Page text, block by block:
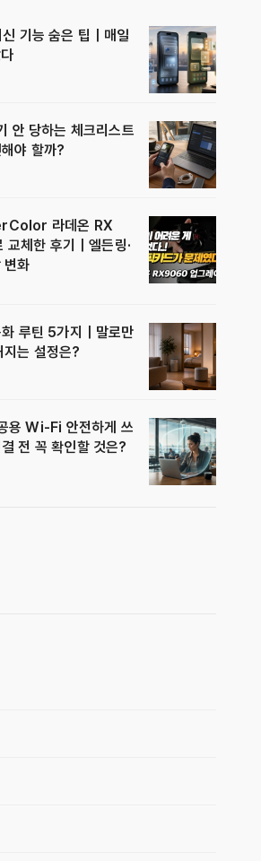
기능 숨은 팁｜매일
안 당하는 체크리스트
해야 할까?
라데온 RX
체한 후기｜엘든링·
변화
루틴 5가지｜말로만
는 설정은?
용 Wi-Fi 안전하게 쓰
전 꼭 확인할 것은?